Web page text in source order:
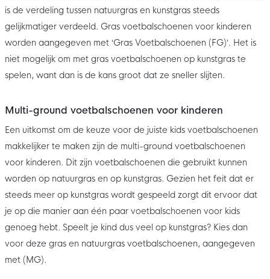
is de verdeling tussen natuurgras en kunstgras steeds
gelijkmatiger verdeeld. Gras voetbalschoenen voor kinderen
worden aangegeven met ‘Gras Voetbalschoenen (FG)’. Het is
niet mogelijk om met gras voetbalschoenen op kunstgras te
spelen, want dan is de kans groot dat ze sneller slijten.
Multi-ground voetbalschoenen voor kinderen
Een uitkomst om de keuze voor de juiste kids voetbalschoenen
makkelijker te maken zijn de multi-ground voetbalschoenen
voor kinderen. Dit zijn voetbalschoenen die gebruikt kunnen
worden op natuurgras en op kunstgras. Gezien het feit dat er
steeds meer op kunstgras wordt gespeeld zorgt dit ervoor dat
je op die manier aan één paar voetbalschoenen voor kids
genoeg hebt. Speelt je kind dus veel op kunstgras? Kies dan
voor deze gras en natuurgras voetbalschoenen, aangegeven
met (MG).